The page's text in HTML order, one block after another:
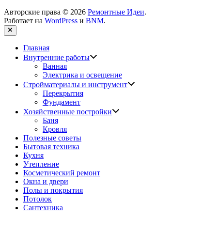
Авторские права © 2026 Ремонтные Идеи.
Работает на WordPress и BNM.
Закрыть
Главная
Внутренние работы
Ванная
Электрика и освещение
Стройматериалы и инструмент
Перекрытия
Фундамент
Хозяйственные постройки
Баня
Кровля
Полезные советы
Бытовая техника
Кухня
Утепление
Косметический ремонт
Окна и двери
Полы и покрытия
Потолок
Сантехника